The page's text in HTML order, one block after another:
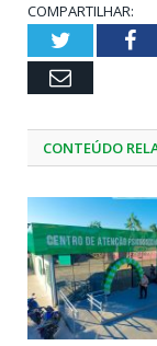
COMPARTILHAR:
Twitter
Email
CONTEÚDO